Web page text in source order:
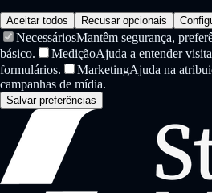
Aceitar todos Recusar opcionais
NecessáriosMantêm segurança,
básico.
MediçãoAjuda a entender
formulários.
MarketingAjuda na
campanhas de mídia.
Salvar preferências